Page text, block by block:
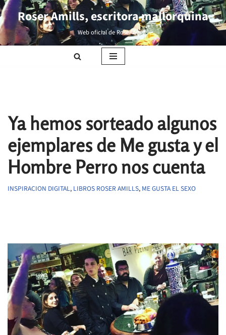
Saltar
Roser Amills, escritora mallorquina
Web oficial de Roser Amills
Ya hemos sorteado algunos
ejemplares de Me gusta y el
Hombre Perro nos cuenta
INSPIRACION DIGITAL, LIBROS ROSER AMILLS, ME GUSTA EL SEXO